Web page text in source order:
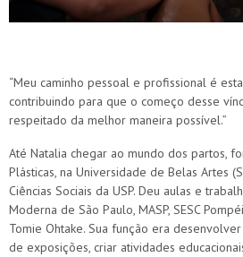
“Meu caminho pessoal e profissional é
contribuindo para que o começo desse
respeitado da melhor maneira possível.”
Até Natalia chegar ao mundo dos partos,
Plásticas, na Universidade de Belas Artes
Ciências Sociais da USP. Deu aulas e
Moderna de São Paulo, MASP, SESC
Tomie Ohtake. Sua função era
de exposições, criar atividades